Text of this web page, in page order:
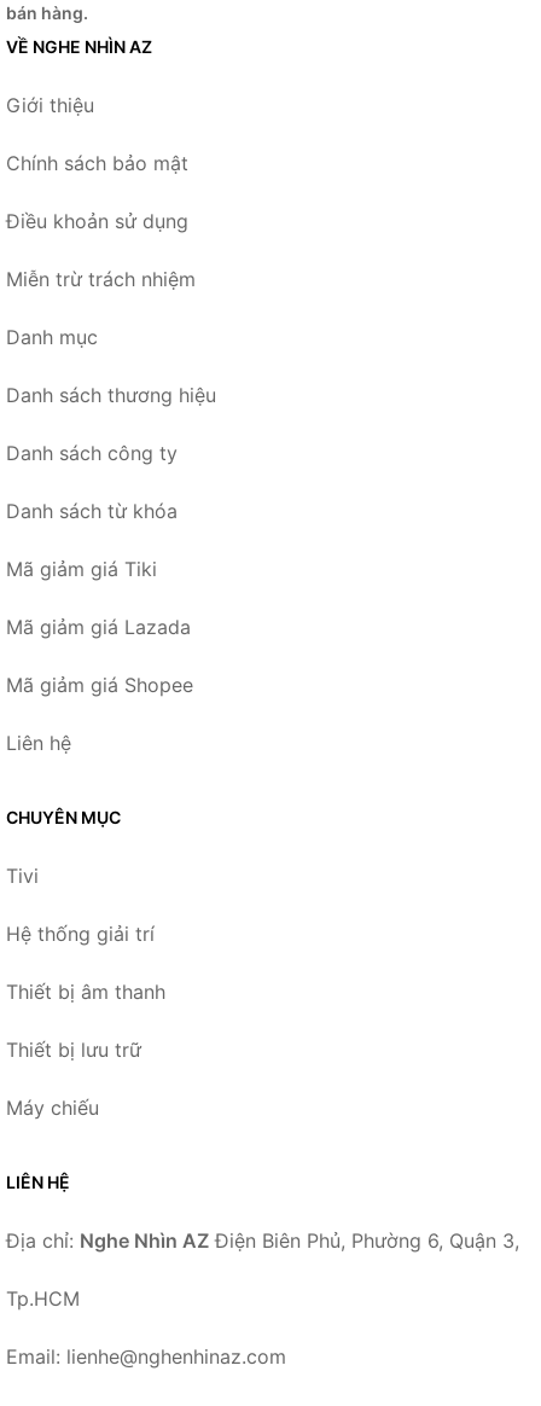
bán hàng.
VỀ NGHE NHÌN AZ
Giới thiệu
Chính sách bảo mật
Điều khoản sử dụng
Miễn trừ trách nhiệm
Danh mục
Danh sách thương hiệu
Danh sách công ty
Danh sách từ khóa
Mã giảm giá Tiki
Mã giảm giá Lazada
Mã giảm giá Shopee
Liên hệ
CHUYÊN MỤC
Tivi
Hệ thống giải trí
Thiết bị âm thanh
Thiết bị lưu trữ
Máy chiếu
LIÊN HỆ
Địa chỉ: Nghe Nhìn AZ Điện Biên Phủ, Phường 6, Quận 3,
Tp.HCM
Email: lienhe@nghenhinaz.com